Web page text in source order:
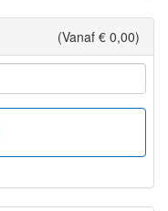
(Vanaf € 0,00)